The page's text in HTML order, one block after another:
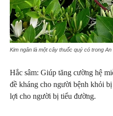
Kim ngân là một cây thuốc quý có trong
Hắc sâm: Giúp tăng cường hệ
đề kháng cho người bệnh khỏi
lợi cho người bị tiểu đường.